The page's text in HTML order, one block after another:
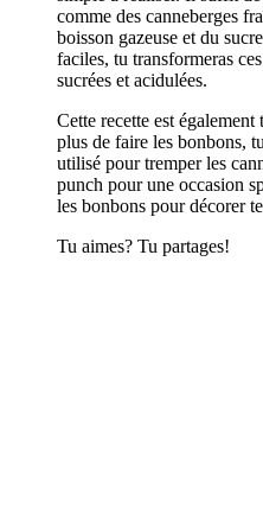
comme des canneberges
boisson gazeuse et du
faciles, tu transformeras
sucrées et acidulées.
Cette recette est
plus de faire les bonbons,
utilisé pour tremper les
punch pour une occasion
les bonbons pour décorer
Tu aimes? Tu partages!